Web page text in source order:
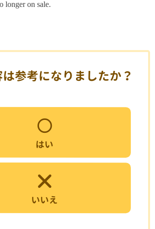
longer on sale.
参考になりましたか？
はい
いいえ